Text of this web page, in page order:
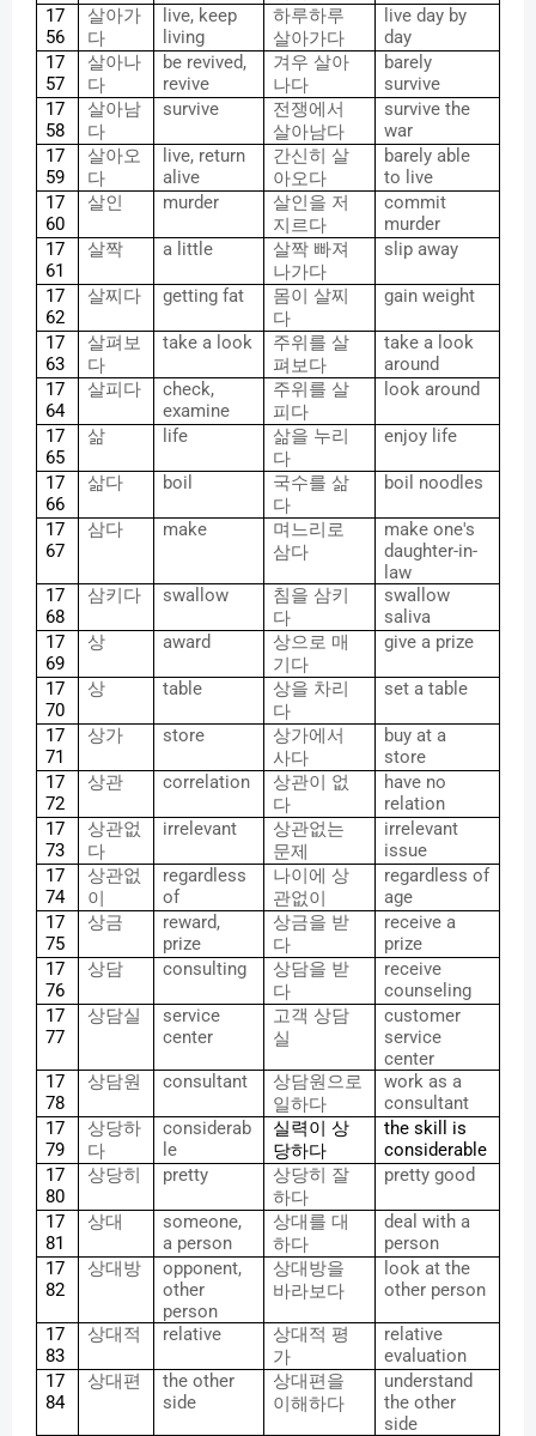
17
56
살아가
다
live, keep
living
하루하루
살아가다
live day by
day
17
57
살아나
다
be revived,
revive
겨우 살아
나다
barely
survive
17
58
살아남
다
survive
전쟁에서
살아남다
survive the
war
17
59
살아오
다
live, return
alive
간신히 살
아오다
barely able
to live
17
60
살인 murder 살인을 저
지르다
commit
murder
17
61
살짝 a little 살짝 빠져
나가다
slip away
17
62
살찌다 getting fat 몸이 살찌
다
gain weight
17
63
살펴보
다
take a look 주위를 살
펴보다
take a look
around
17
64
살피다
check,
examine
주위를 살
피다
look around
17
65
삶 life 삶을 누리
다
enjoy life
17
66
삶다 boil 국수를 삶
다
boil noodles
17
67
삼다 make
며느리로
삼다
make one's
daughter-in-
law
17
68
삼키다 swallow 침을 삼키
다
swallow
saliva
17
69
상 award 상으로 매
기다
give a prize
17
70
상 table 상을 차리
다
set a table
17
71
상가 store
상가에서
사다
buy at a
store
17
72
상관 correlation 상관이 없
다
have no
relation
17
73
상관없
다
irrelevant
상관없는
문제
irrelevant
issue
17
74
상관없
이
regardless
of
나이에 상
관없이
regardless of
age
17
75
상금
reward,
prize
상금을 받
다
receive a
prize
17
76
상담 consulting 상담을 받
다
receive
counseling
17
77
상담실
service
center
고객 상담
실
customer
service
center
17
78
상담원 consultant
상담원으로
일하다
work as a
consultant
17
79
상당하
다
considerab
le
실력이 상
당하다
the skill is
considerable
17
80
상당히 pretty 상당히 잘
하다
pretty good
17
81
상대
someone,
a person
상대를 대
하다
deal with a
person
17
82
상대방
opponent,
other
person
상대방을
바라보다
look at the
other person
17
83
상대적 relative 상대적 평
가
relative
evaluation
17
84
상대편
the other
side
상대편을
이해하다
understand
the other
side